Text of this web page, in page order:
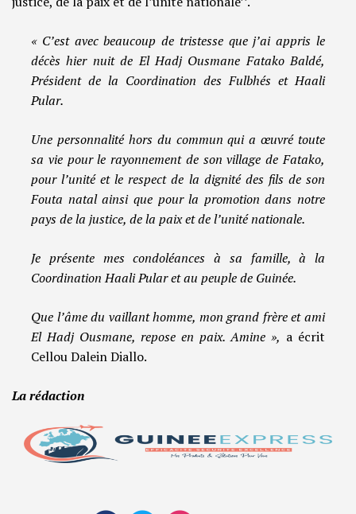
« C’est avec beaucoup de tristesse que j’ai appris le
décès hier nuit de El Hadj Ousmane Fatako Baldé,
Président de la Coordination des Fulbhés et Haali
Pular.
Une personnalité hors du commun qui a œuvré toute
sa vie pour le rayonnement de son village de Fatako,
pour l’unité et le respect de la dignité des fils de son
Fouta natal ainsi que pour la promotion dans notre
pays de la justice, de la paix et de l’unité nationale.
Je présente mes condoléances à sa famille, à la
Coordination Haali Pular et au peuple de Guinée.
Que l’âme du vaillant homme, mon grand frère et ami
El Hadj Ousmane, repose en paix. Amine », a écrit
Cellou Dalein Diallo.
La rédaction